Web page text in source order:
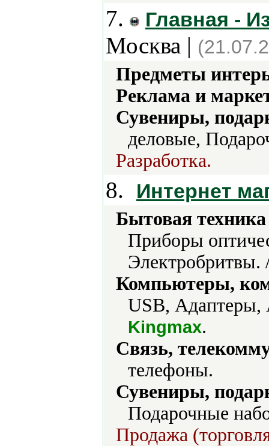
7. Главная -
Москва |
Предметы
Реклама и
Сувениры,
деловые,
Разработка.
8. Интернет
Бытовая
Приборы
Компьютеры,
USB, Адаптеры,
Kingmax.
Связь,
телефоны.
Сувениры,
Подарочные
Продажа